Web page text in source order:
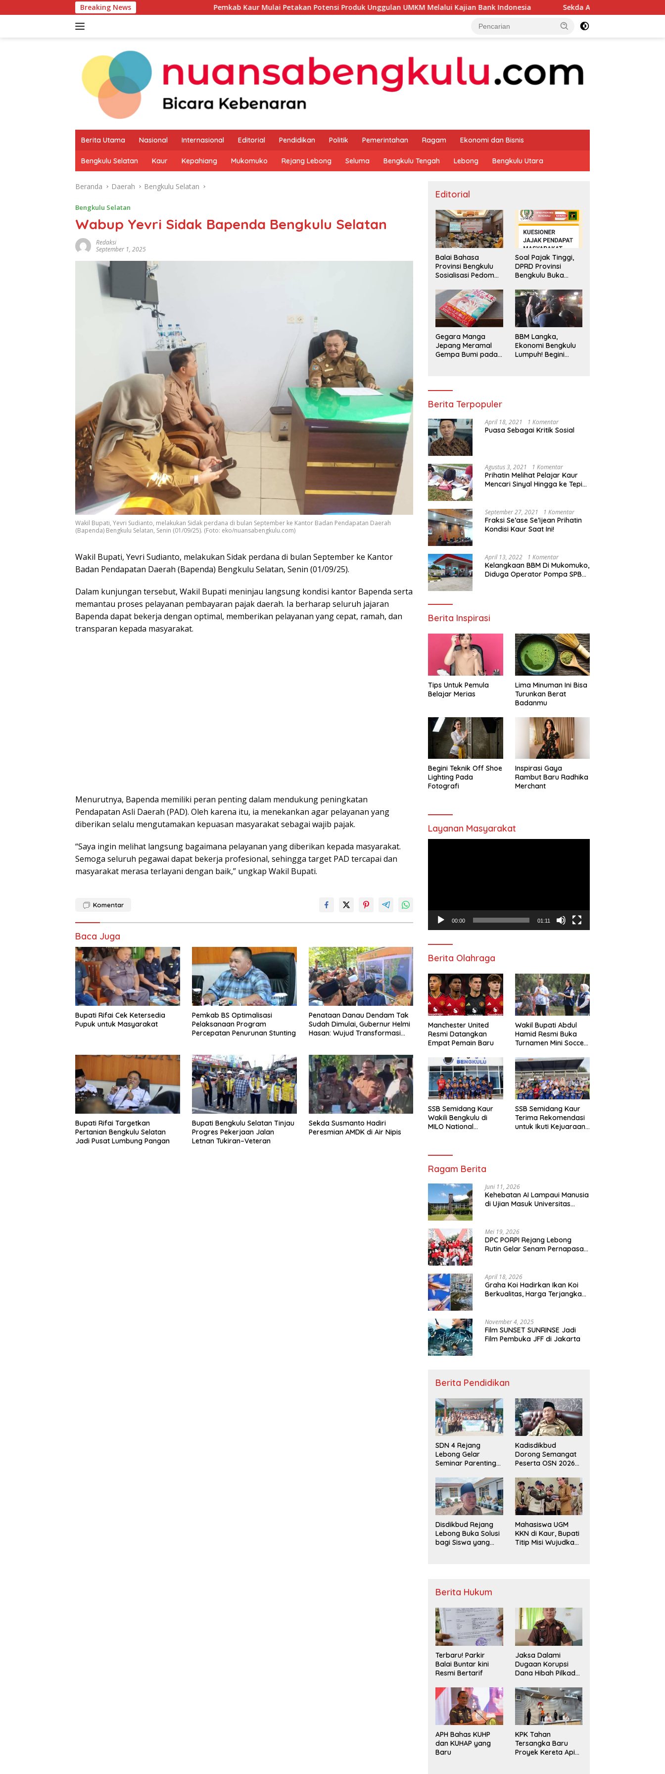
ke
Breaking News Pemkab Kaur Mulai Petakan Potensi Produk Unggulan UMKM Melalui Kajian Bank Indonesia Sekda Apresiasi Inspektorat Provinsi
Berita Utama Nasional Internasional Editorial Pendidikan Politik Pemerintahan Ragam Ekonomi dan Bisnis
Bengkulu Selatan Kaur Kepahiang Mukomuko Rejang Lebong Seluma Bengkulu Tengah Lebong Bengkulu Utara
Beranda Daerah Bengkulu Selatan
Bengkulu Selatan
Wabup Yevri Sidak Bapenda Bengkulu Selatan
Redaksi
September 1, 2025
Wakil Bupati, Yevri Sudianto, melakukan Sidak perdana di bulan September ke Kantor Badan Pendapatan Daerah
(Bapenda) Bengkulu Selatan, Senin (01/09/25). (Foto: eko/nuansabengkulu.com)
Wakil Bupati, Yevri Sudianto, melakukan Sidak perdana di bulan September ke Kantor
Badan Pendapatan Daerah (Bapenda) Bengkulu Selatan, Senin (01/09/25).
Dalam kunjungan tersebut, Wakil Bupati meninjau langsung kondisi kantor Bapenda serta
memantau proses pelayanan pembayaran pajak daerah. Ia berharap seluruh jajaran
Bapenda dapat bekerja dengan optimal, memberikan pelayanan yang cepat, ramah, dan
transparan kepada masyarakat.
Menurutnya, Bapenda memiliki peran penting dalam mendukung peningkatan
Pendapatan Asli Daerah (PAD). Oleh karena itu, ia menekankan agar pelayanan yang
diberikan selalu mengutamakan kepuasan masyarakat sebagai wajib pajak.
“Saya ingin melihat langsung bagaimana pelayanan yang diberikan kepada masyarakat.
Semoga seluruh pegawai dapat bekerja profesional, sehingga target PAD tercapai dan
masyarakat merasa terlayani dengan baik,” ungkap Wakil Bupati.
Komentar
Baca Juga
Bupati Rifai Cek Ketersedia
Pupuk untuk Masyarakat
Pemkab BS Optimalisasi
Pelaksanaan Program
Percepatan Penurunan Stunting
Penataan Danau Dendam Tak
Sudah Dimulai, Gubernur Helmi
Hasan: Wujud Transformasi
Bupati Rifai Targetkan
Pertanian Bengkulu Selatan
Jadi Pusat Lumbung Pangan
Bupati Bengkulu Selatan Tinjau
Progres Pekerjaan Jalan
Letnan Tukiran–Veteran
Sekda Susmanto Hadiri
Peresmian AMDK di Air Nipis
Editorial
Balai Bahasa
Provinsi Bengkulu
Sosialisasi Pedoman
Penggunaan
Bahasa Indonesia
Soal Pajak Tinggi,
DPRD Provinsi
Bengkulu Buka
Pengaduan
Masyarakat
Gegara Manga
Jepang Meramal
Gempa Bumi pada
BBM Langka,
Ekonomi Bengkulu
Lumpuh! Begini
Berita Terpopuler
April 18, 2021 1 Komentar
Puasa Sebagai Kritik Sosial
Agustus 3, 2021 1 Komentar
Prihatin Melihat Pelajar Kaur
Mencari Sinyal Hingga ke Tepi
Segera Bertindak
September 27, 2021 1 Komentar
Fraksi Se’ase Se’ijean Prihatin
Kondisi Kaur Saat Ini!
April 13, 2022 1 Komentar
Kelangkaan BBM Di Mukomuko,
Diduga Operator Pompa SPBU
Berita Inspirasi
Tips Untuk Pemula
Belajar Merias
Lima Minuman Ini Bisa
Turunkan Berat
Badanmu
Begini Teknik Off Shoe
Lighting Pada
Fotografi
Inspirasi Gaya
Rambut Baru Radhika
Merchant
Layanan Masyarakat
00:00 01:11
Berita Olahraga
Manchester United
Resmi Datangkan
Empat Pemain Baru
Wakil Bupati Abdul
Hamid Resmi Buka
Turnamen Mini Soccer
SSB Semidang Kaur
Wakili Bengkulu di
MILO National
SSB Semidang Kaur
Terima Rekomendasi
untuk Ikuti Kejuaraan
Ragam Berita
Juni 11, 2026
Kehebatan AI Lampaui Manusia
di Ujian Masuk Universitas
Mei 19, 2026
DPC PORPI Rejang Lebong
Rutin Gelar Senam Pernapasan
April 18, 2026
Graha Koi Hadirkan Ikan Koi
Berkualitas, Harga Terjangkau
November 4, 2025
Film SUNSET SUNRINSE Jadi
Film Pembuka JFF di Jakarta
Berita Pendidikan
SDN 4 Rejang
Lebong Gelar
Seminar Parenting
Bullying,
Kadisdikbud: Patut
Jadi Contoh
Kadisdikbud
Dorong Semangat
Peserta OSN 2026
Disdikbud Rejang
Lebong Buka Solusi
bagi Siswa yang
Mahasiswa UGM
KKN di Kaur, Bupati
Titip Misi Wujudkan
Berita Hukum
Terbaru! Parkir
Balai Buntar kini
Resmi Bertarif
Jaksa Dalami
Dugaan Korupsi
Dana Hibah Pilkada
Kaur
APH Bahas KUHP
dan KUHAP yang
Baru
KPK Tahan
Tersangka Baru
Proyek Kereta Api